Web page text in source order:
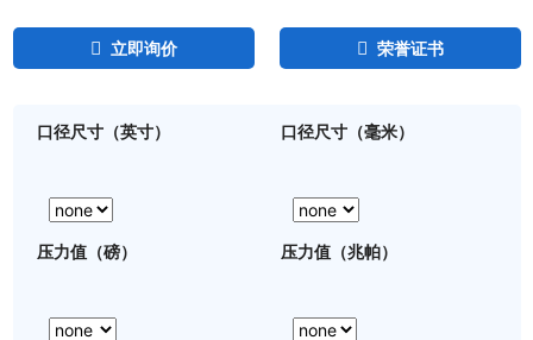
立即询价 荣誉证书
压力值（磅） 压力值（兆帕）
口径尺寸（毫米）
口径尺寸（英寸）